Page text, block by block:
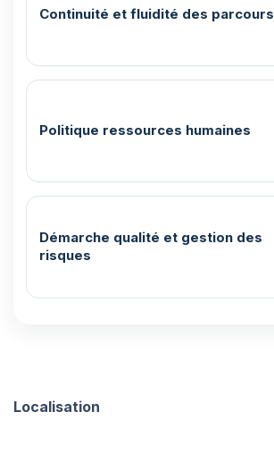
Continuité et fluidité des parcours
Politique ressources humaines
Démarche qualité et gestion des
risques
Localisation